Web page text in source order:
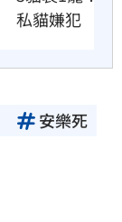
私貓嫌犯
安樂死